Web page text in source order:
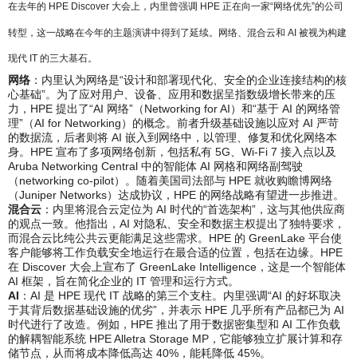
在去年的 HPE Discover 大会上，内里曾强调 HPE 正在向一家“网络优先”的公司
转型，这一战略在今年的主题演讲中得到了延续。网络、混合云和 AI 被视为构建
现代 IT 的三大基石。
网络 ：内里认为网络是“设计和部署现代化、安全的企业连接结构的核
心基础”。为了应对用户、设备、应用和数据呈指数级增长带来的压
力，HPE 提出了“AI 网络”（Networking for AI）和“基于 AI 的网络管
理”（AI for Networking）的概念。前者升级基础设施以应对 AI 严苛
的数据流，后者则将 AI 嵌入到网络中，以管理、修复和优化网络本
身。HPE 宣布了多项网络创新，包括私有 5G、Wi-Fi 7 接入点以及
Aruba Networking Central 中的智能体 AI 网格和网络副驾驶
（networking co-pilot）。随着美国司法部与 HPE 就收购瞻博网络
（Juniper Networks）达成协议，HPE 的网络战略有望进一步推进。
混合云 ：内里将混合云定位为 AI 时代的“首选架构”，这与其他供应商
的观点一致。他指出，AI 对隐私、安全和数据主权提出了独特要求，
而混合云比纯公共云更能满足这些需求。HPE 的 GreenLake 平台使
客户能够将工作负载安全地运行在最合适的位置，包括在边缘。HPE
在 Discover 大会上宣布了 GreenLake Intelligence，这是一个智能体
AI 框架，旨在简化企业的 IT 管理和运行方式。
AI ：AI 是 HPE 现代 IT 战略的第三个支柱。内里强调“AI 的好坏取决
于其背后数据基础设施的优劣”，并表示 HPE 几乎所有产品都已为 AI
时代进行了改造。例如，HPE 推出了用于数据密集型和 AI 工作负载
的解耦智能系统 HPE Alletra Storage MP，它能够独立扩展计算和存
储节点，从而将成本降低高达 40%，能耗降低 45%。